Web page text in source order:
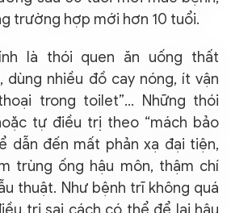
trường hợp mới hơn 10 tuổi.
là thói quen ăn uống thất
dùng nhiều đồ cay nóng, ít vận
trong toilet”... Những thói
tự điều trị theo “mách bảo
dẫn đến mất phản xạ đại tiện,
trùng ống hậu môn, thậm chí
thuật. Như bệnh trĩ không quá